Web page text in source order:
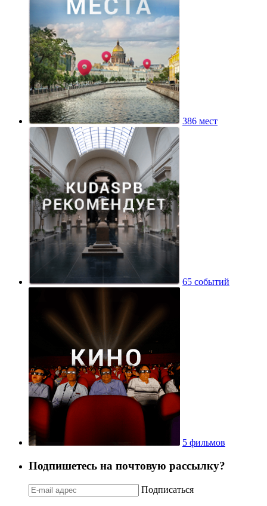
386 мест
65 событий
5 фильмов
Подпишетесь на почтовую рассылку?
Подписаться